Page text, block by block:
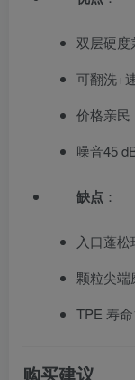
双层硬度
可翻洗+
价格亲民
噪音45
缺点 ：
入口蓬
颗粒尖端
TPE 寿
购买建议